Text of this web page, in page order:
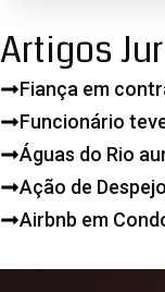
Artigos
Fiança em
Funcionário
Águas do Rio
Ação de
Airbnb em